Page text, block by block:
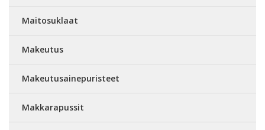
Maitosuklaat
Makeutus
Makeutusainepuristeet
Makkarapussit